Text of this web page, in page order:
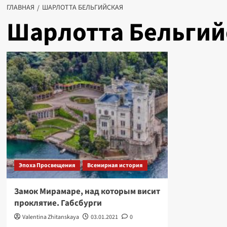
ГЛАВНАЯ ШАРЛОТТА БЕЛЬГИЙСКАЯ
Шарлотта
Эпоха Просвещения Всемирная история
Замок Мирамаре, над которым висит
проклятие. Габсбурги
Valentina Zhitanskaya 03.01.2021
0